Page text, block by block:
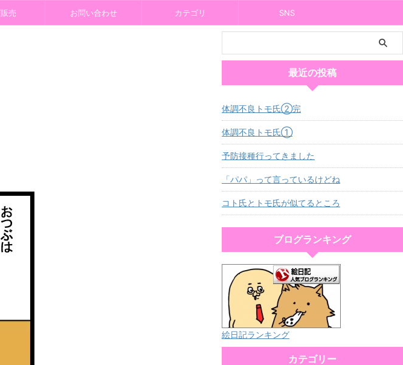
売 お問い合わせ カテゴリ SNS
最近の投稿
体調不良トモ氏②完
体調不良トモ氏①
予防接種行ってきました
「パパ」って言っているけどね
コト氏とトモ氏が似てるところ
ブログランキング
絵日記ランキング
カテゴリー